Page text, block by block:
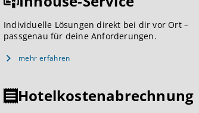
Individuelle Lösungen direkt bei dir vor Ort –
passgenau für deine Anforderungen.
mehr erfahren
Hotelkostenabrechnung